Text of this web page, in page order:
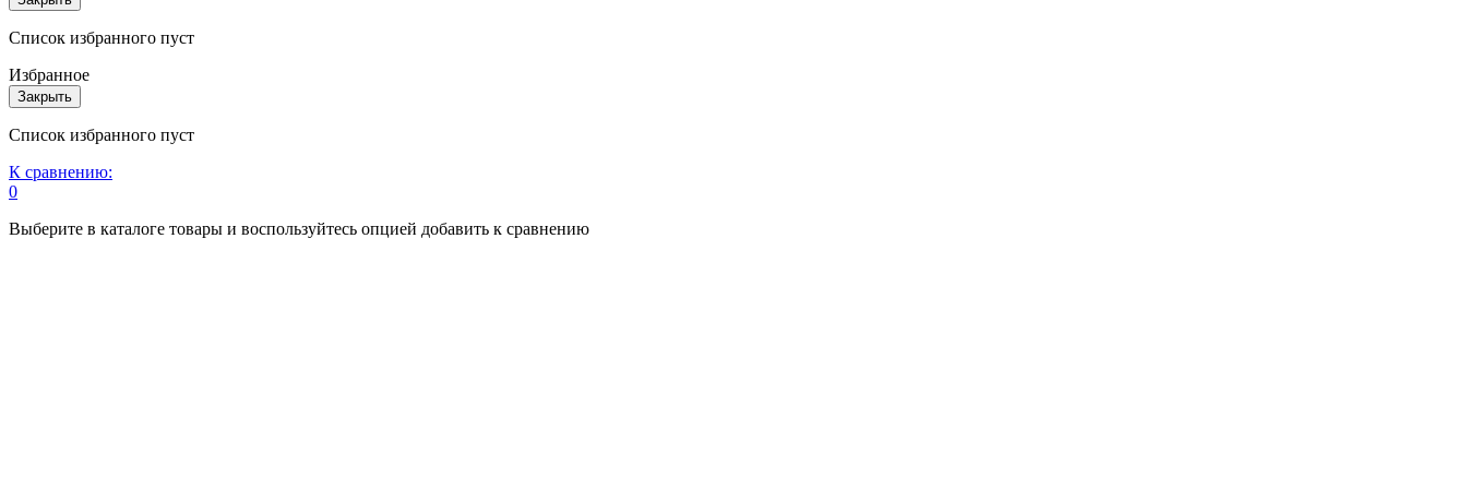
Список избранного пуст
Избранное
Закрыть
Список избранного пуст
К сравнению:
0
Выберите в каталоге товары и воспользуйтесь опцией добавить к сравнению